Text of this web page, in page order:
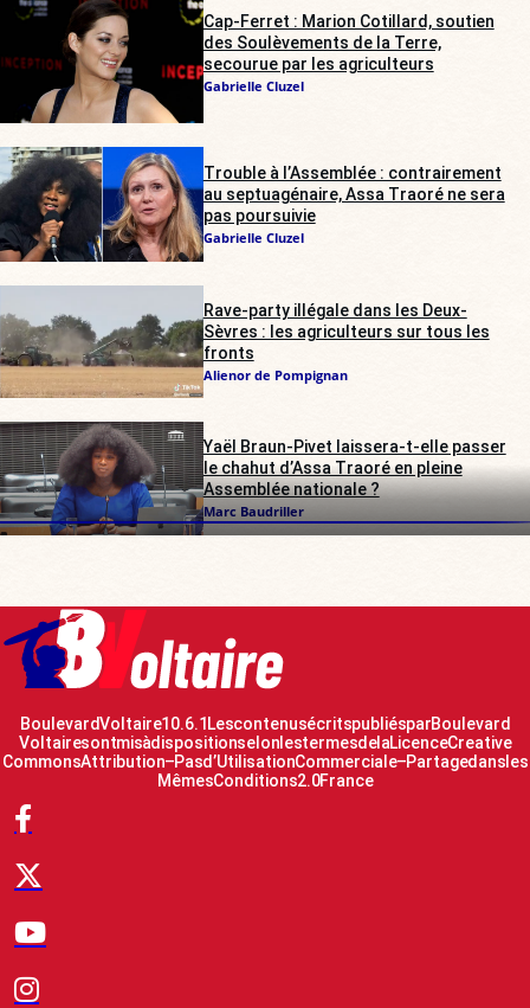
Cap-Ferret : Marion Cotillard, soutien
des Soulèvements de la Terre,
secourue par les agriculteurs
Gabrielle Cluzel
Trouble à l’Assemblée : contrairement
au septuagénaire, Assa Traoré ne sera
pas poursuivie
Gabrielle Cluzel
Rave-party illégale dans les Deux-
Sèvres : les agriculteurs sur tous les
fronts
Alienor de Pompignan
Yaël Braun-Pivet laissera-t-elle passer
le chahut d’Assa Traoré en pleine
Assemblée nationale ?
Marc Baudriller
Boulevard Voltaire 10.6.1 Les contenus écrits publiés par Boulevard
Voltaire sont mis à disposition selon les termes de la Licence Creative
Commons Attribution – Pas d’Utilisation Commerciale – Partage dans les
Mêmes Conditions 2.0 France